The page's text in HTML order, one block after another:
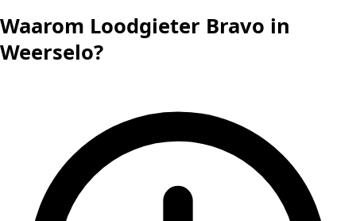
Waarom Loodgieter Bravo in
Weerselo?